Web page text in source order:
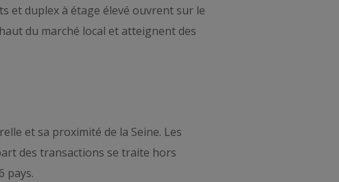
et duplex à étage élevé ouvrent sur le
du marché local et atteignent des
et sa proximité de la Seine. Les
des transactions se traite hors
pays.